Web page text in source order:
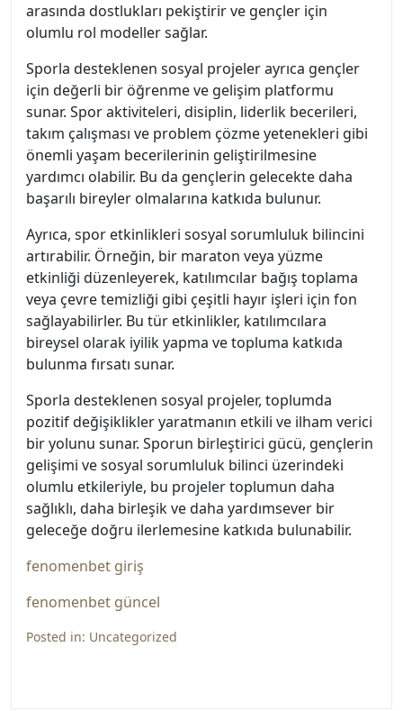
arasında dostlukları pekiştirir ve gençler için
olumlu rol modeller sağlar.
Sporla desteklenen sosyal projeler ayrıca gençler
için değerli bir öğrenme ve gelişim platformu
sunar. Spor aktiviteleri, disiplin, liderlik becerileri,
takım çalışması ve problem çözme yetenekleri gibi
önemli yaşam becerilerinin geliştirilmesine
yardımcı olabilir. Bu da gençlerin gelecekte daha
başarılı bireyler olmalarına katkıda bulunur.
Ayrıca, spor etkinlikleri sosyal sorumluluk bilincini
artırabilir. Örneğin, bir maraton veya yüzme
etkinliği düzenleyerek, katılımcılar bağış toplama
veya çevre temizliği gibi çeşitli hayır işleri için fon
sağlayabilirler. Bu tür etkinlikler, katılımcılara
bireysel olarak iyilik yapma ve topluma katkıda
bulunma fırsatı sunar.
Sporla desteklenen sosyal projeler, toplumda
pozitif değişiklikler yaratmanın etkili ve ilham verici
bir yolunu sunar. Sporun birleştirici gücü, gençlerin
gelişimi ve sosyal sorumluluk bilinci üzerindeki
olumlu etkileriyle, bu projeler toplumun daha
sağlıklı, daha birleşik ve daha yardımsever bir
geleceğe doğru ilerlemesine katkıda bulunabilir.
fenomenbet giriş
fenomenbet güncel
Posted in: Uncategorized